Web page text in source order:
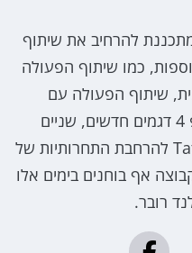
להרחיב את שיתוף
כמו שיתוף הפעולה
שיתוף הפעולה עם
דונגפנג שתייצר עבור פיג'ו וג'יפ 4 דגמים חדשים, שניים
לכל מותג, שיתוף פעולה עם Tata להרחבת התחרותיות של
אף בוחנים בימים אלו